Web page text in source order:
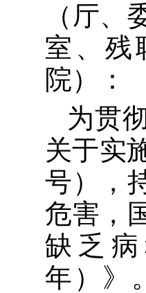
（厅
室、残
院）
：
为贯
关于实
号），
危害，
缺乏
年） 》